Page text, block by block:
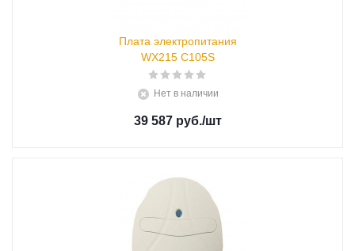
Плата электропитания
WX215 С105S
Нет в наличии
39 587 руб./шт